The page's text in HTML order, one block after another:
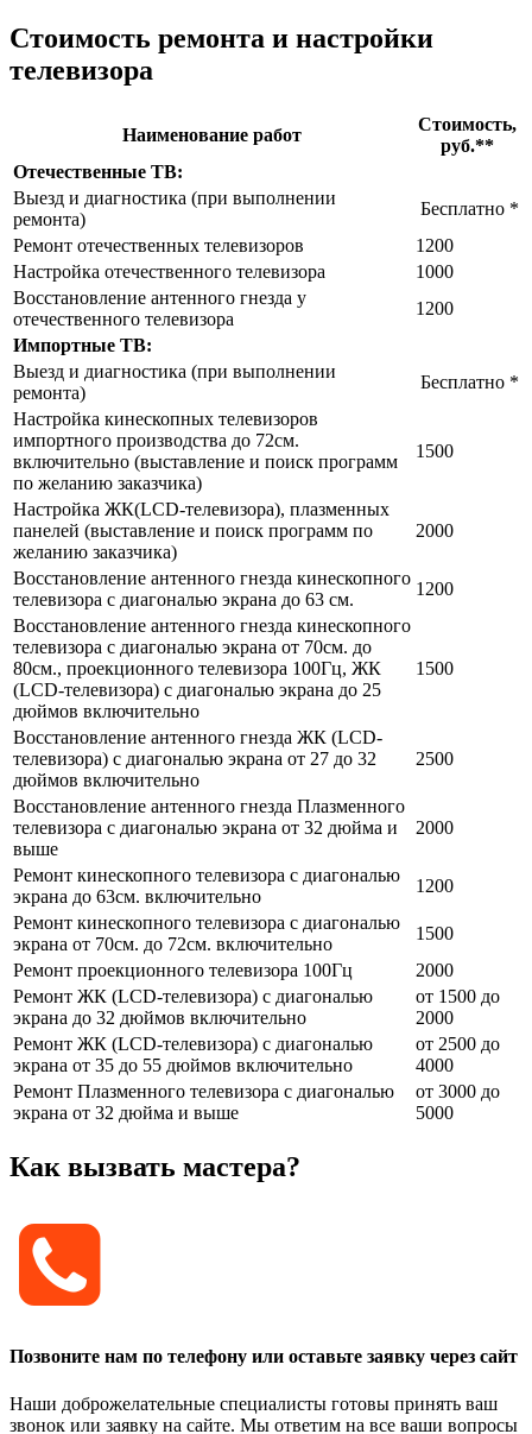
Стоимость ремонта и настройки
телевизора
Наименование работ
Стоимость,
руб.**
Отечественные ТВ:
Выезд и диагностика (при выполнении
ремонта)
Бесплатно *
Ремонт отечественных телевизоров
1200
Настройка отечественного телевизора
1000
Восстановление антенного гнезда у
отечественного телевизора
1200
Импортные ТВ:
Выезд и диагностика (при выполнении
ремонта)
Бесплатно *
Настройка кинескопных телевизоров
импортного производства до 72см.
включительно (выставление и поиск программ
по желанию заказчика)
1500
Настройка ЖК(LCD-телевизора), плазменных
панелей (выставление и поиск программ по
желанию заказчика)
2000
Восстановление антенного гнезда кинескопного
телевизора с диагональю экрана до 63 см.
1200
Восстановление антенного гнезда кинескопного
телевизора с диагональю экрана от 70см. до
80см., проекционного телевизора 100Гц, ЖК
(LCD-телевизора) с диагональю экрана до 25
дюймов включительно
1500
Восстановление антенного гнезда ЖК (LCD-
телевизора) с диагональю экрана от 27 до 32
дюймов включительно
2500
Восстановление антенного гнезда Плазменного
телевизора с диагональю экрана от 32 дюйма и
выше
2000
Ремонт кинескопного телевизора с диагональю
экрана до 63см. включительно
1200
Ремонт кинескопного телевизора с диагональю
экрана от 70см. до 72см. включительно
1500
Ремонт проекционного телевизора 100Гц
2000
Ремонт ЖК (LCD-телевизора) с диагональю
экрана до 32 дюймов включительно
от 1500 до
2000
Ремонт ЖК (LCD-телевизора) с диагональю
экрана от 35 до 55 дюймов включительно
от 2500 до
4000
Ремонт Плазменного телевизора с диагональю
экрана от 32 дюйма и выше
от 3000 до
5000
Как вызвать мастера?
Позвоните нам по телефону или оставьте заявку через сайт
Наши доброжелательные специалисты готовы принять ваш
звонок или заявку на сайте. Мы ответим на все ваши вопросы